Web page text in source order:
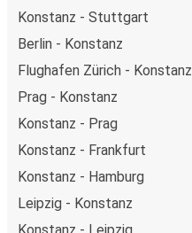
Konstanz - Stuttgart
Berlin - Konstanz
Flughafen Zürich - Konstanz
Prag - Konstanz
Konstanz - Prag
Konstanz - Frankfurt
Konstanz - Hamburg
Leipzig - Konstanz
Konstanz - Leipzig